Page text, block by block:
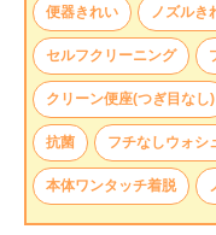
便器きれい ノズルき
セルフクリーニング
クリーン便座(つぎ目なし)
抗菌 フチなしウォシ
本体ワンタッチ着脱